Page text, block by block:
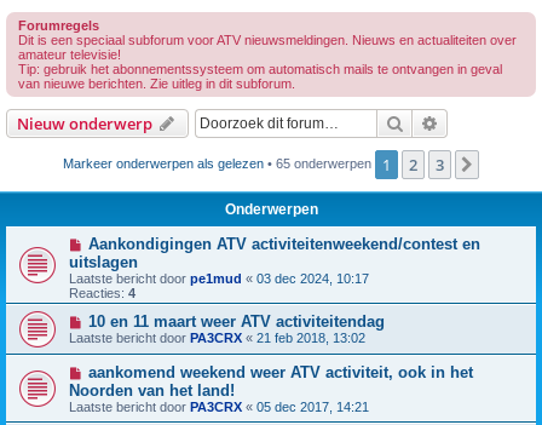
Forumregels
Dit is een speciaal subforum voor ATV nieuwsmeldingen. Nieuws en actualiteiten over
amateur televisie!
Tip: gebruik het abonnementssysteem om automatisch mails te ontvangen in geval
van nieuwe berichten. Zie uitleg in dit subforum.
Nieuw onderwerp Zoek
Markeer onderwerpen als gelezen • 65 onderwerpen 1 2 3
Onderwerpen
Aankondigingen ATV activiteitenweekend/contest en
uitslagen
Laatste bericht door pe1mud « 03 dec 2024, 10:17
Reacties: 4
10 en 11 maart weer ATV activiteitendag
Laatste bericht door PA3CRX « 21 feb 2018, 13:02
aankomend weekend weer ATV activiteit, ook in het
Noorden van het land!
Laatste bericht door PA3CRX « 05 dec 2017, 14:21